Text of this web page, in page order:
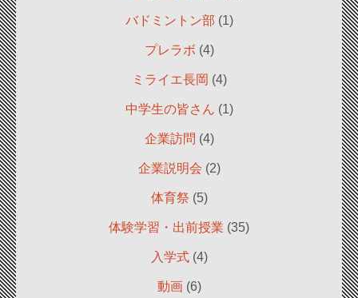
バドミントン部 (1)
プレラボ (4)
ミライエ長岡 (4)
中学生の皆さん (1)
企業訪問 (4)
企業説明会 (2)
体育祭 (5)
体験学習・出前授業 (35)
入学式(4)
動画(6)